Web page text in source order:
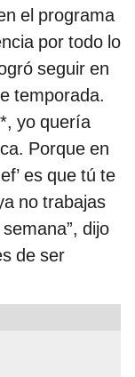
el programa
por todo lo
seguir en
temporada.
yo quería
Porque en
es que tú te
no trabajas
dijo
de ser